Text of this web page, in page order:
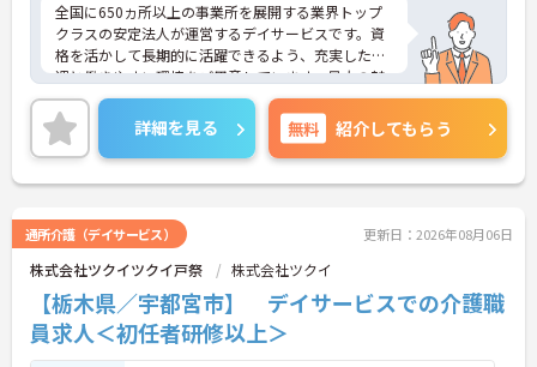
全国に650ヵ所以上の事業所を展開する業界トップ
クラスの安定法人が運営するデイサービスです。資
格を活かして長期的に活躍できるよう、充実した待
遇と働きやすい環境をご用意しています。最大の魅
力は夜勤なしの日勤のみで年間休日は119日しっか
り確保できる点にあります。毎月付与されるリフレ
ッシュ休暇を利用して連休の取得も可能です。ま
た、子育てサポート企業として「くるみん認定」を
取得しており、こども休暇や充実した扶養手当など
入社後1年間は専用のチューターがつき手厚くフォ
ローするため、新しい環境への不安を軽減できま
す。最大105万円の賞与支給の実績や、宿泊費補助
等の独自の福利厚生制度も備わっており、有資格者
の方がご自身の個性を大切にしながらやりがいを持
って働き続けられるおすすめの職場です。
詳細を見る 無料 紹介してもらう
通所介護（デイサービス） 更新日：2026年08月06日
株式会社ツクイツクイ戸祭 株式会社ツクイ
【栃木県／宇都宮市】 デイサービスでの介護職
員求人＜初任者研修以上＞